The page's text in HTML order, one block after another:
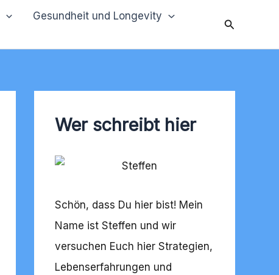
Gesundheit und Longevity
Suchen
Wer schreibt hier
Schön, dass Du hier bist! Mein
Name ist Steffen und wir
versuchen Euch hier Strategien,
Lebenserfahrungen und